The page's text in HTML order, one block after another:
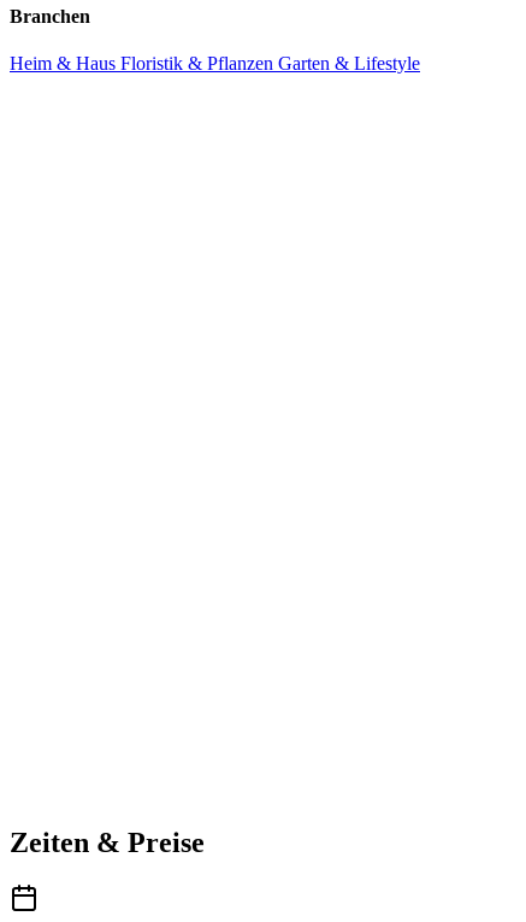
Branchen
Heim & Haus Floristik & Pflanzen Garten & Lifestyle
Zeiten & Preise